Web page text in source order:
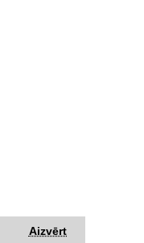
Aizvērt